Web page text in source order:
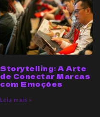
Storytelling: A Arte
de Conectar Marcas
com Emoções
Leia mais »